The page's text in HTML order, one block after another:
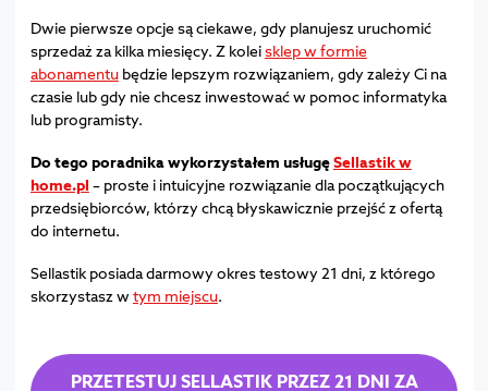
Dwie pierwsze opcje są ciekawe, gdy planujesz uruchomić
sprzedaż za kilka miesięcy. Z koleisklep w formie
abonamentubędzie lepszym rozwiązaniem, gdy zależy Ci na
czasie lub gdy nie chcesz inwestować w pomoc informatyka
lub programisty.
Do tego poradnika wykorzystałem usługęSellastik w
home.pl – proste i intuicyjne rozwiązanie dla początkujących
przedsiębiorców, którzy chcą błyskawicznie przejść z ofertą
do internetu.
Sellastik posiada darmowy okres testowy 21 dni, z którego
skorzystasz w tym miejscu.
PRZETESTUJ SELLASTIK PRZEZ 21 DNI ZA